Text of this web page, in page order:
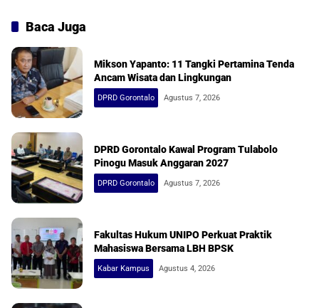
Baca Juga
Mikson Yapanto: 11 Tangki Pertamina Tenda
Ancam Wisata dan Lingkungan
DPRD Gorontalo Agustus 7, 2026
DPRD Gorontalo Kawal Program Tulabolo
Pinogu Masuk Anggaran 2027
DPRD Gorontalo Agustus 7, 2026
Fakultas Hukum UNIPO Perkuat Praktik
Mahasiswa Bersama LBH BPSK
Kabar Kampus Agustus 4, 2026